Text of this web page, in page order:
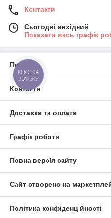
Контакти
Сьогодні вихідний
Показати весь графік
Про нас
Контакти
Доставка та оплата
Графік роботи
Повна версія сайту
Сайт створено на
Політика конфіденційності
КНОПКА
ЗВ'ЯЗКУ